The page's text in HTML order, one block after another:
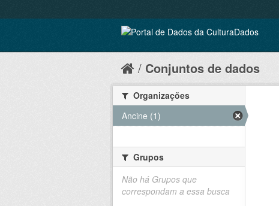
Conjuntos de dados
Organizações
Ancine (1)
Grupos
Não há Grupos que
correspondam a essa busca